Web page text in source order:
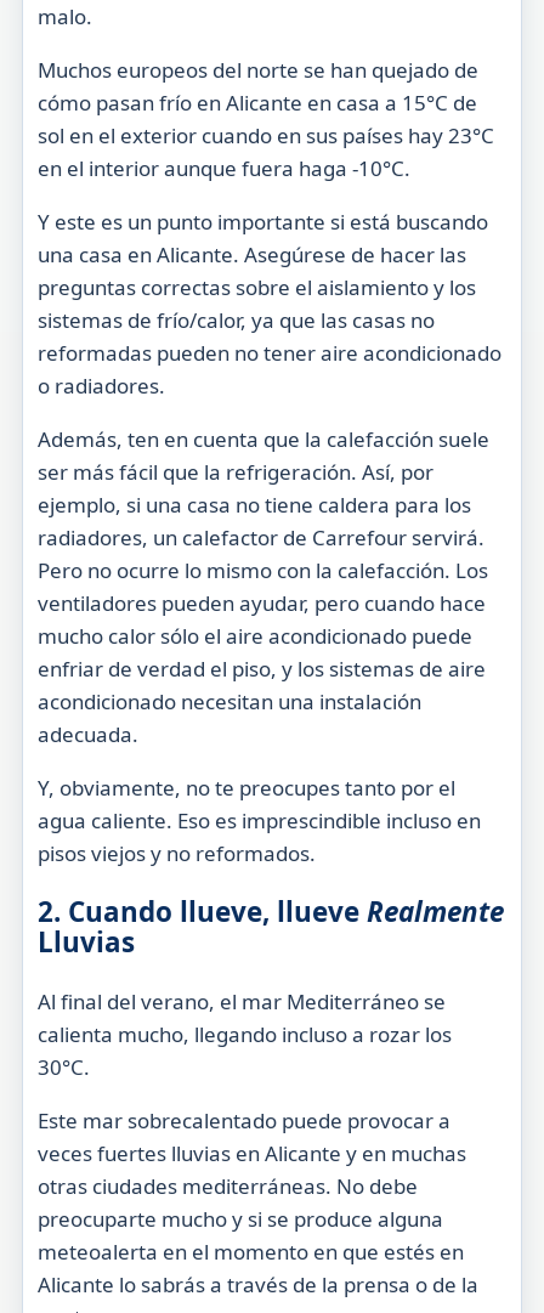
malo.
Muchos europeos del norte se han quejado de
cómo pasan frío en Alicante en casa a 15°C de
sol en el exterior cuando en sus países hay 23°C
en el interior aunque fuera haga -10°C.
Y este es un punto importante si está buscando
una casa en Alicante. Asegúrese de hacer las
preguntas correctas sobre el aislamiento y los
sistemas de frío/calor, ya que las casas no
reformadas pueden no tener aire acondicionado
o radiadores.
Además, ten en cuenta que la calefacción suele
ser más fácil que la refrigeración. Así, por
ejemplo, si una casa no tiene caldera para los
radiadores, un calefactor de Carrefour servirá.
Pero no ocurre lo mismo con la calefacción. Los
ventiladores pueden ayudar, pero cuando hace
mucho calor sólo el aire acondicionado puede
enfriar de verdad el piso, y los sistemas de aire
acondicionado necesitan una instalación
adecuada.
Y, obviamente, no te preocupes tanto por el
agua caliente. Eso es imprescindible incluso en
pisos viejos y no reformados.
2. Cuando llueve, llueveRealmente
Lluvias
Al final del verano, el mar Mediterráneo se
calienta mucho, llegando incluso a rozar los
30°C.
Este mar sobrecalentado puede provocar a
veces fuertes lluvias en Alicante y en muchas
otras ciudades mediterráneas. No debe
preocuparte mucho y si se produce alguna
meteoalerta en el momento en que estés en
Alicante lo sabrás a través de la prensa o de la